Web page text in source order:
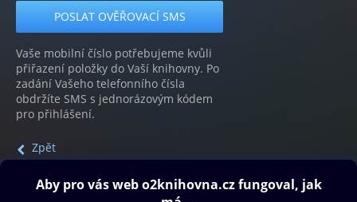
Vaše mobilní číslo potřebujeme kvůli
přiřazení položky do Vaší knihovny. Po
zadání Vašeho telefonního čísla
obdržíte SMS s jednorázovým kódem
pro přihlášení.
Zpět